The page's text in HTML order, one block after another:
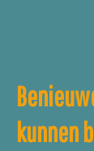
kunnen